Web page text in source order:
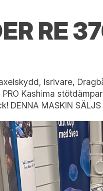
RE
Isrivare,
Kashima
MASKIN SÄLJS